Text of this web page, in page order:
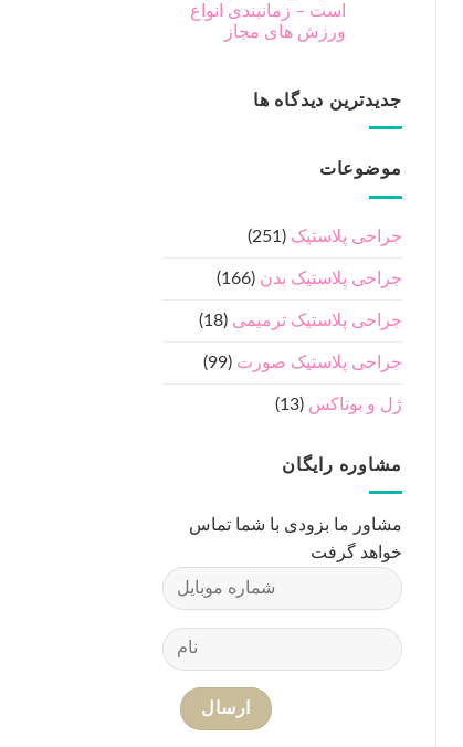
است – زمانبندی انواع
ورزش های مجاز
جدیدترین دیدگاه ها
موضوعات
جراحی پلاستیک (251)
جراحی پلاستیک بدن (166)
جراحی پلاستیک ترمیمی (18)
جراحی پلاستیک صورت (99)
ژل و بوتاکس (13)
مشاوره رایگان
مشاور ما بزودی با شما تماس
خواهد گرفت